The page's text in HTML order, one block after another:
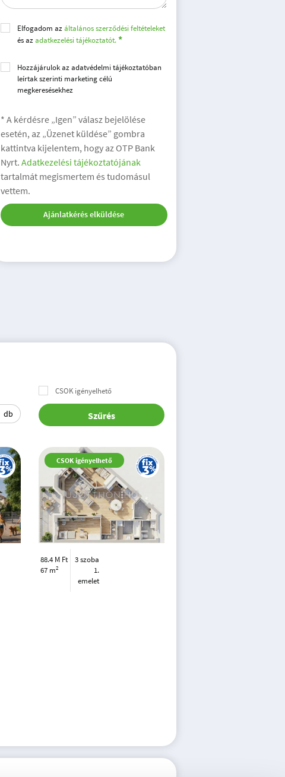
Elfogadom azáltalános szerződési feltételeket
és azadatkezelési tájékoztatót.
Hozzájárulok az adatvédelmi tájékoztatóban
leírtak szerinti marketing célú
megkeresésekhez
* A kérdésre „Igen” válasz bejelölése
esetén, az „Üzenet küldése” gombra
kattintva kijelentem, hogy az OTP Bank
Nyrt. Adatkezelési tájékoztatójának
tartalmát megismertem és tudomásul
vettem.
Ajánlatkérés elküldése
db
CSOK igényelhető
Szűrés
CSOK igényelhető
88.4 M Ft
67 m2
3 szoba
1.
emelet